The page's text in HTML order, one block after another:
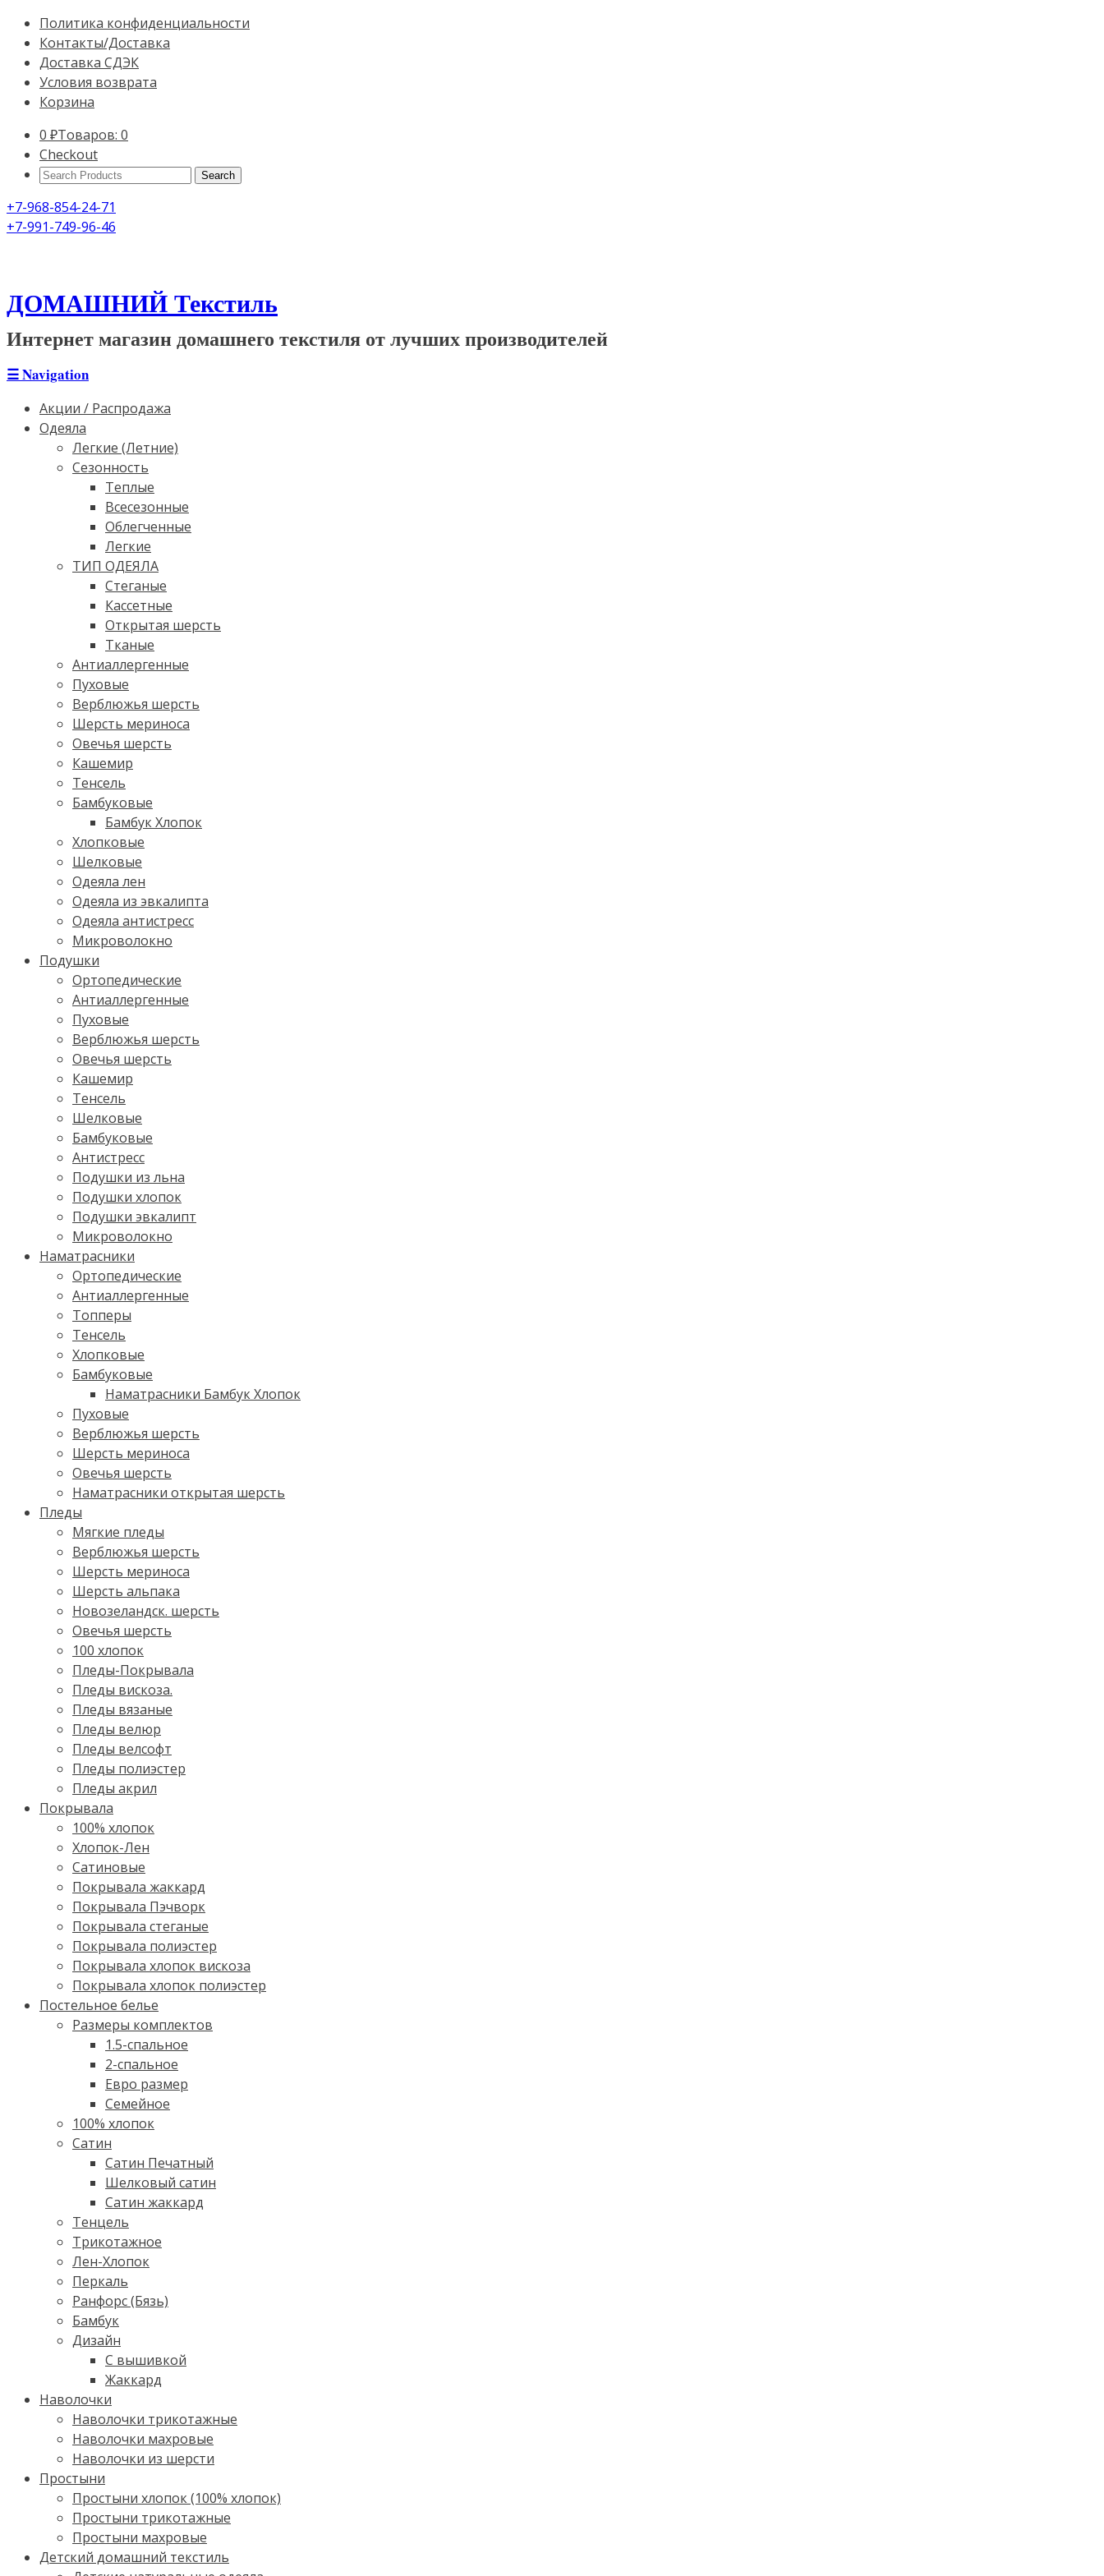
Политика конфиденциальности
Контакты/Доставка
Доставка СДЭК
Условия возврата
Корзина
0 ₽Товаров: 0
Checkout
Search
+7-968-854-24-71
+7-991-749-96-46
ДОМАШНИЙ Текстиль
Интернет магазин домашнего текстиля от лучших производителей
☰Navigation
Акции / Распродажа
Одеяла
Легкие (Летние)
Сезонность
Теплые
Всесезонные
Облегченные
Легкие
ТИП ОДЕЯЛА
Стеганые
Кассетные
Открытая шерсть
Тканые
Антиаллергенные
Пуховые
Верблюжья шерсть
Шерсть мериноса
Овечья шерсть
Кашемир
Тенсель
Бамбуковые
Бамбук Хлопок
Хлопковые
Шелковые
Одеяла лен
Одеяла из эвкалипта
Одеяла антистресс
Микроволокно
Подушки
Ортопедические
Антиаллергенные
Пуховые
Верблюжья шерсть
Овечья шерсть
Кашемир
Тенсель
Шелковые
Бамбуковые
Антистресс
Подушки из льна
Подушки хлопок
Подушки эвкалипт
Микроволокно
Наматрасники
Ортопедические
Антиаллергенные
Топперы
Тенсель
Хлопковые
Бамбуковые
Наматрасники Бамбук Хлопок
Пуховые
Верблюжья шерсть
Шерсть мериноса
Овечья шерсть
Наматрасники открытая шерсть
Пледы
Мягкие пледы
Верблюжья шерсть
Шерсть мериноса
Шерсть альпака
Новозеландск. шерсть
Овечья шерсть
100 хлопок
Пледы-Покрывала
Пледы вискоза.
Пледы вязаные
Пледы велюр
Пледы велсофт
Пледы полиэстер
Пледы акрил
Покрывала
100% хлопок
Хлопок-Лен
Сатиновые
Покрывала жаккард
Покрывала Пэчворк
Покрывала стеганые
Покрывала полиэстер
Покрывала хлопок вискоза
Покрывала хлопок полиэстер
Постельное белье
Размеры комплектов
1.5-спальное
2-спальное
Евро размер
Семейное
100% хлопок
Cатин
Сатин Печатный
Шелковый сатин
Сатин жаккард
Тенцель
Трикотажное
Лен-Хлопок
Перкаль
Ранфорс (Бязь)
Бамбук
Дизайн
С вышивкой
Жаккард
Наволочки
Наволочки трикотажные
Наволочки махровые
Наволочки из шерсти
Простыни
Простыни хлопок (100% хлопок)
Простыни трикотажные
Простыни махровые
Детский домашний текстиль